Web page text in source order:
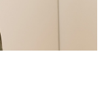
同意方可使用
，本公司不負相關責